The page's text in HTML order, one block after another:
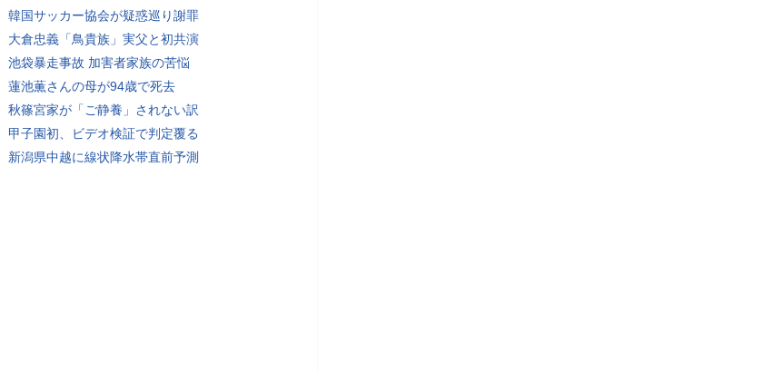
韓国サッカー協会が疑惑巡り謝罪
大倉忠義「鳥貴族」実父と初共演
池袋暴走事故 加害者家族の苦悩
蓮池薫さんの母が94歳で死去
秋篠宮家が「ご静養」されない訳
甲子園初、ビデオ検証で判定覆る
新潟県中越に線状降水帯直前予測